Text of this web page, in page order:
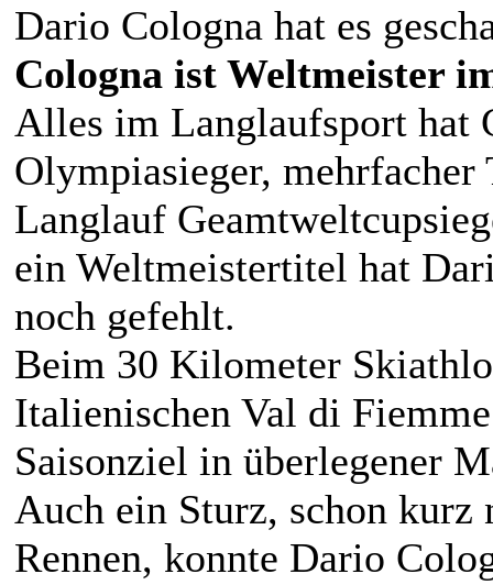
Dario Cologna hat es
Cologna ist Weltmeister
Alles im Langlaufsport hat
Olympiasieger, mehrfacher
Langlauf
ein Weltmeistertitel hat
noch gefehlt.
Beim 30 Kilometer
Italienischen Val di
Saisonziel in überlegener
Auch ein Sturz, schon kurz
Rennen, konnte Dario